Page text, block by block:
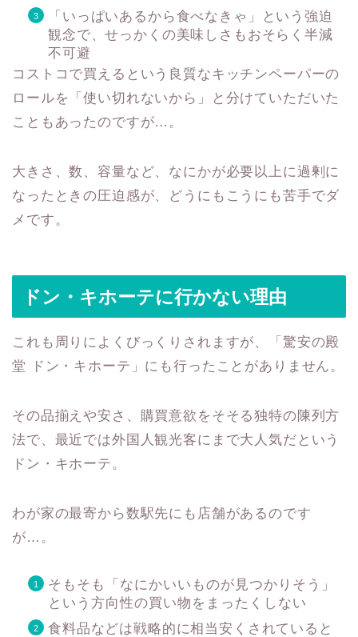
「いっぱいあるから食べなきゃ」という強迫
観念で、せっかくの美味しさもおそらく半減
不可避
コストコで買えるという良質なキッチンペーパーの
ロールを「使い切れないから」と分けていただいた
こともあったのですが…。
大きさ、数、容量など、なにかが必要以上に過剰に
なったときの圧迫感が、どうにもこうにも苦手でダ
メです。
ドン・キホーテに行かない理由
これも周りによくびっくりされますが、「驚安の殿
堂 ドン・キホーテ」にも行ったことがありません。
その品揃えや安さ、購買意欲をそそる独特の陳列方
法で、最近では外国人観光客にまで大人気だという
ドン・キホーテ。
わが家の最寄から数駅先にも店舗があるのです
が…。
そもそも「なにかいいものが見つかりそう」
という方向性の買い物をまったくしない
食料品などは戦略的に相当安くされていると